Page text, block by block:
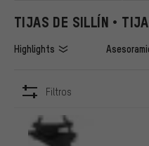
TIJAS DE SILLÍN •
Highlights
Filtros
ARTÍCULOS